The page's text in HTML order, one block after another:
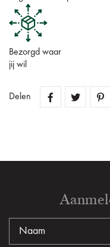
Bezorgd waar
jij wil
Delen